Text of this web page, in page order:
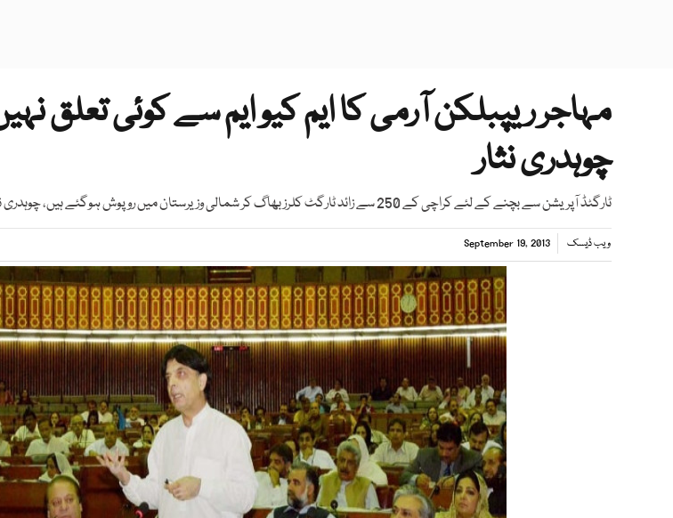
مہاجر ریپبلکن آرمی کا ایم کیو ایم سے کوئی تعلق
چوہدری نثار
ٹارگٹڈ آپریشن سے بچنے کے لئے کراچی کے 250 سے زائد ٹارگٹ کلرز بھاگ کر شمالی وزیرستان میں روپوش ہوگئے ہیں، چوہدری نثٓار
ویب ڈیسک September 19, 2013